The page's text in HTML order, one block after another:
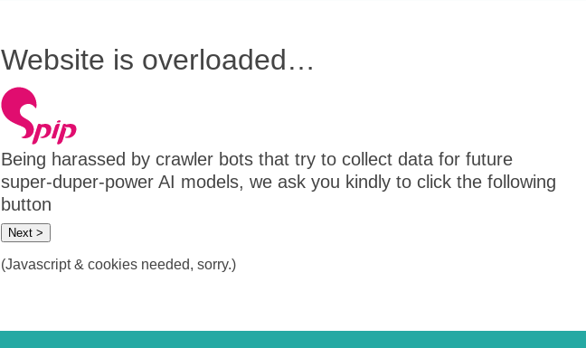
Website is overloaded…
Being harassed by crawler bots that try to collect data for future
super-duper-power AI models, we ask you kindly to click the following
button
Next >
(Javascript & cookies needed, sorry.)